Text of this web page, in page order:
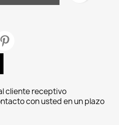
cliente receptivo
con usted en un plazo